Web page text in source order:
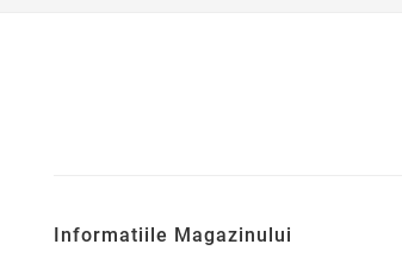
Informatiile Magazinului